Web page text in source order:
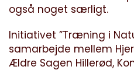
også noget særligt.
Initiativet ”Træning i
samarbejde mellem
Ældre Sagen Hillerød,